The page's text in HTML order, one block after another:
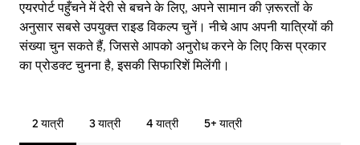
एयरपोर्ट पहुँचने में देरी से बचने के लिए, अपने सामान की ज़रूरतों के
अनुसार सबसे उपयुक्त राइड विकल्प चुनें। नीचे आप अपनी यात्रियों की
संख्या चुन सकते हैं, जिससे आपको अनुरोध करने के लिए किस प्रकार
का प्रोडक्ट चुनना है, इसकी सिफारिशें मिलेंगी।
2 यात्री 3 यात्री 4 यात्री 5+ यात्री